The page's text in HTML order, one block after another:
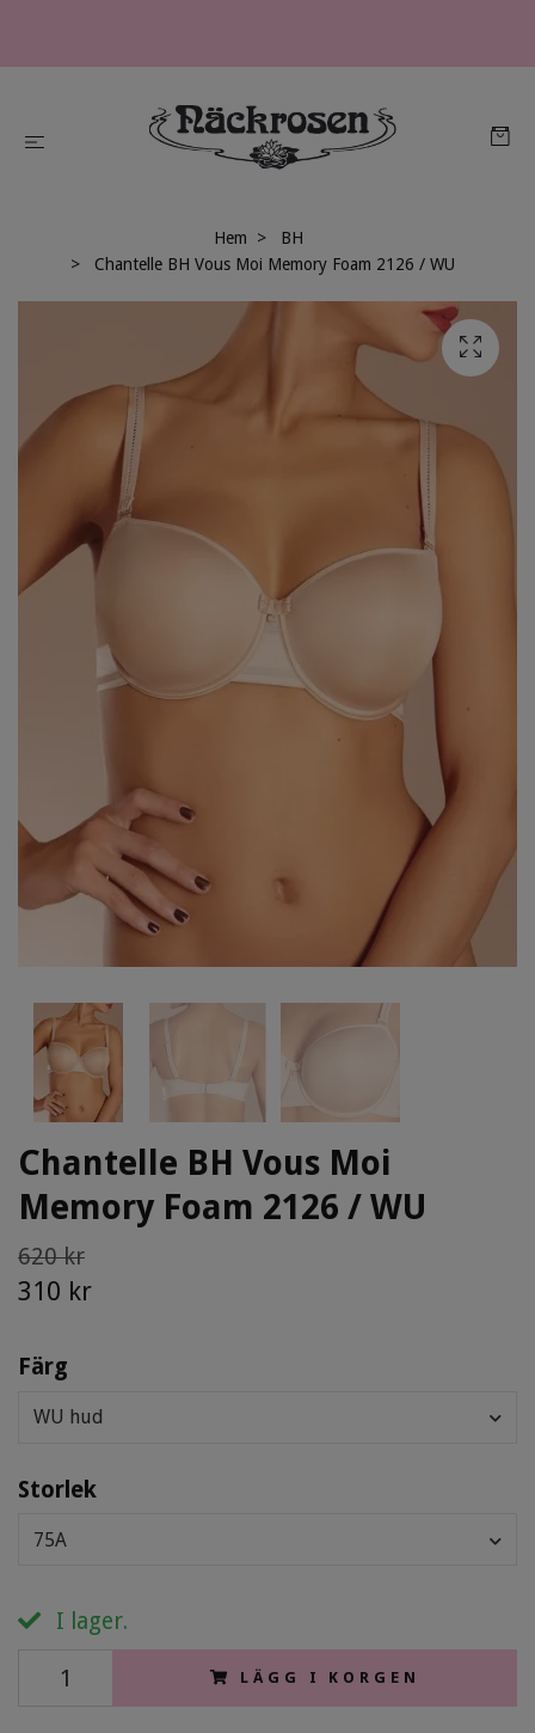
Hem
BH
Chantelle BH Vous Moi Memory Foam 2126 / WU
Chantelle BH Vous Moi
Memory Foam 2126 / WU
620 kr
310 kr
Färg
WU hud
Storlek
75A
I lager.
LÄGG I KORGEN